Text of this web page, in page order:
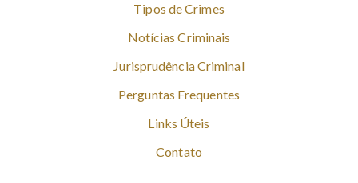
Tipos de Crimes
Notícias Criminais
Jurisprudência Criminal
Perguntas Frequentes
Links Úteis
Contato